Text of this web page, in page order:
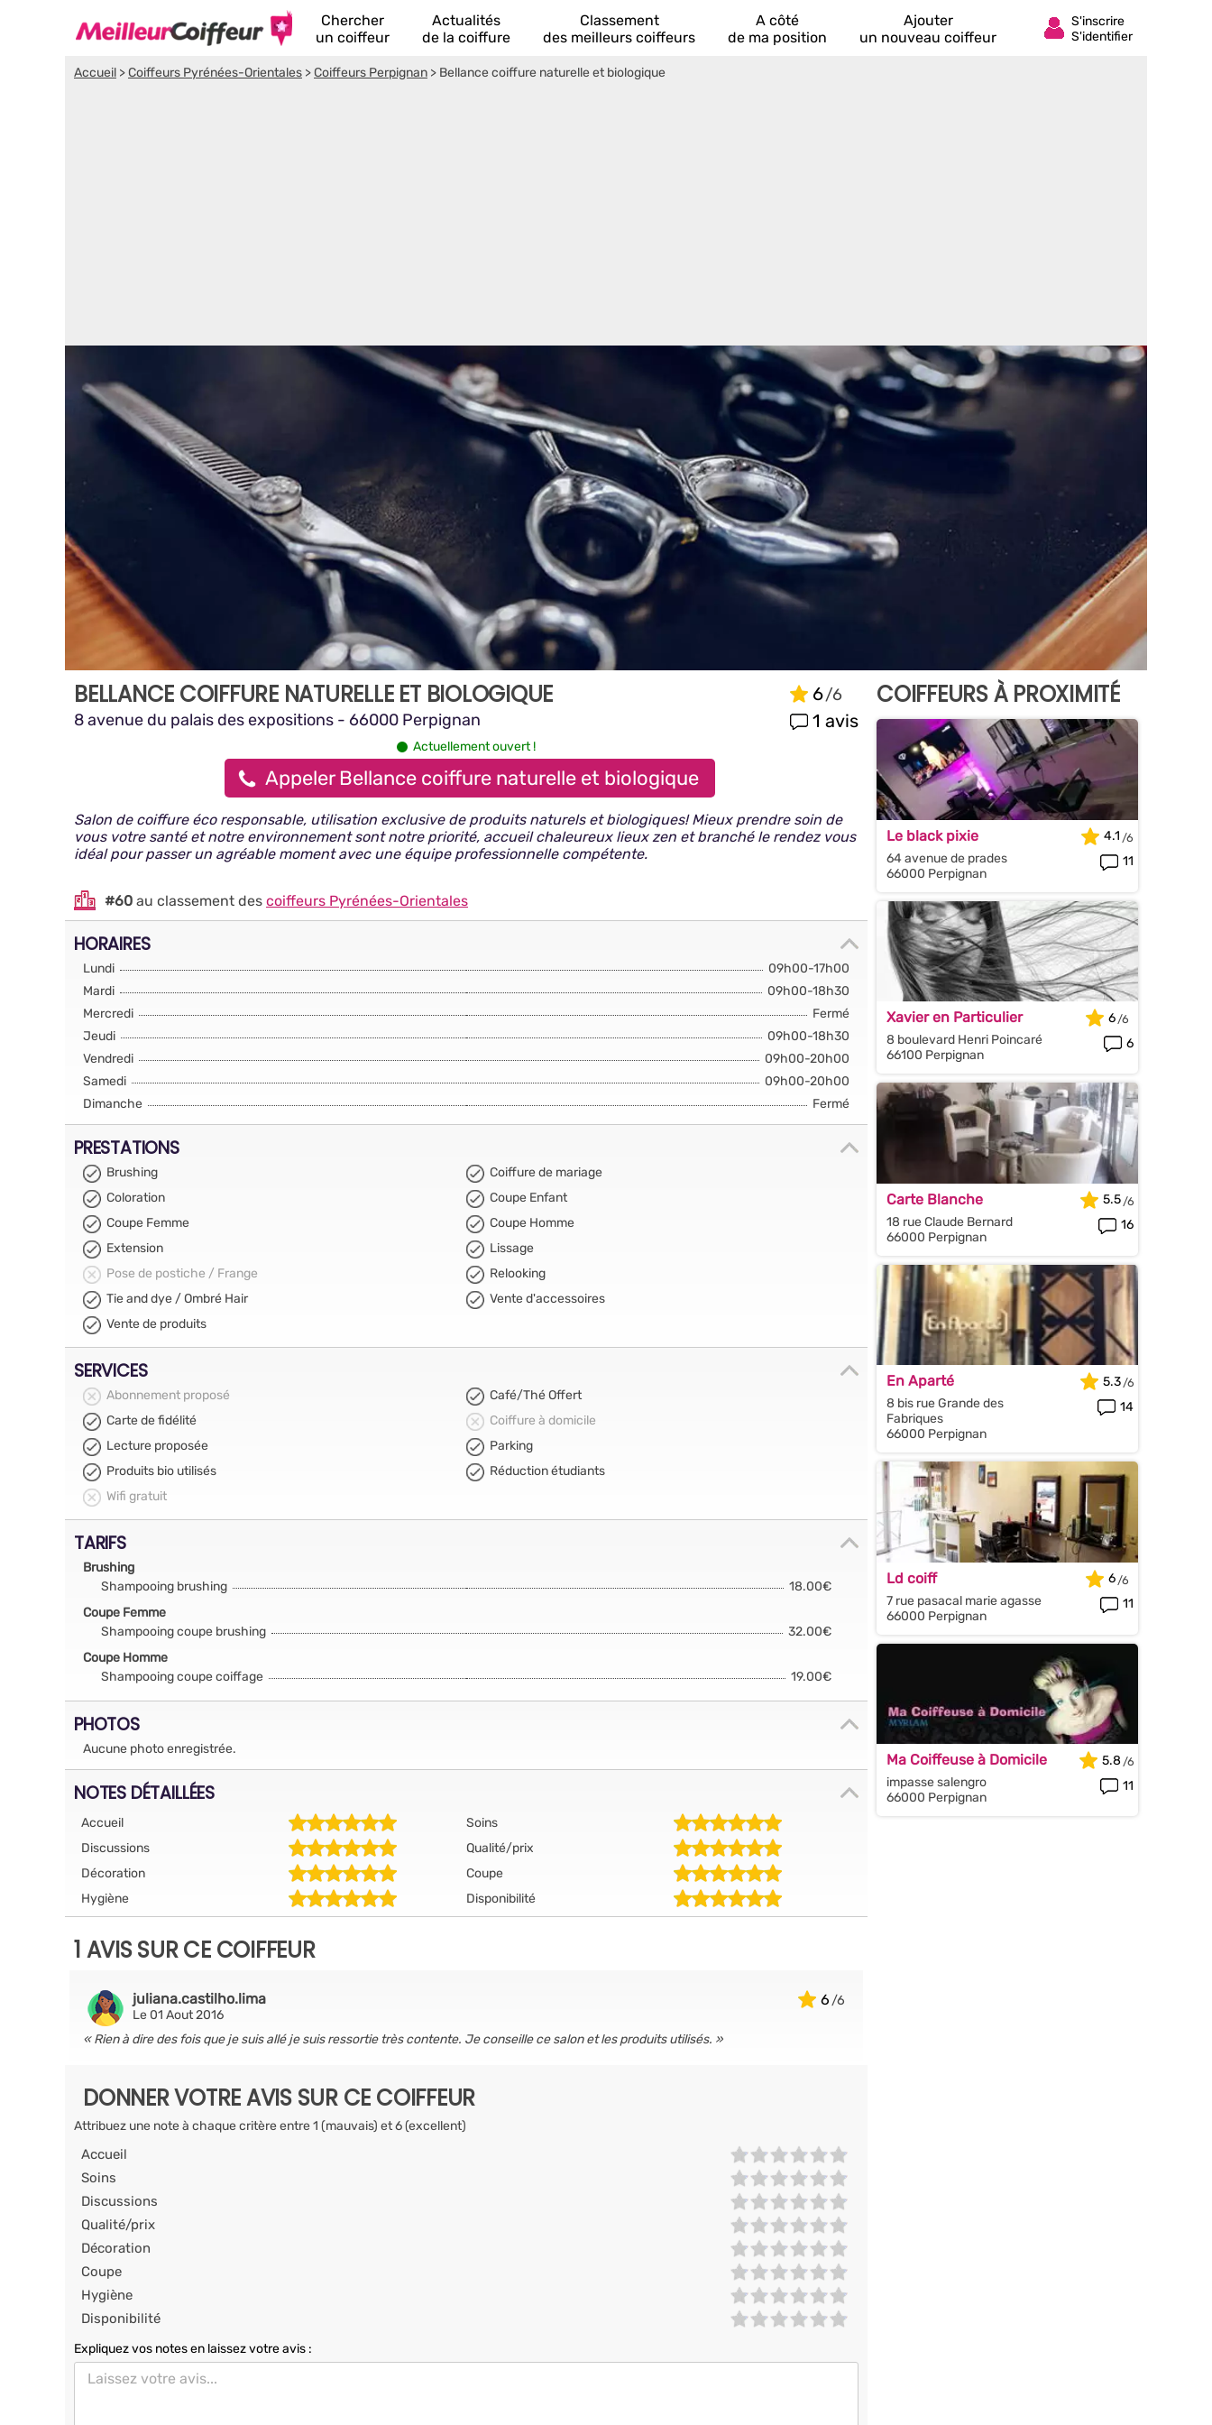
Chercher
un coiffeur
Actualités
de la coiffure
Classement
des meilleurs coiffeurs
A côté
de ma position
Ajouter
un nouveau coiffeur
Accueil >Coiffeurs Pyrénées-Orientales >Coiffeurs Perpignan > Bellance coiffure naturelle et biologique
BELLANCE COIFFURE NATURELLE ET BIOLOGIQUE
8 avenue du palais des expositions - 66000 Perpignan
6
1 avis
Actuellement ouvert !
Appeler Bellance coiffure naturelle et biologique
Salon de coiffure éco responsable, utilisation exclusive de produits naturels et biologiques! Mieux prendre soin de
vous votre santé et notre environnement sont notre priorité, accueil chaleureux lieux zen et branché le rendez vous
idéal pour passer un agréable moment avec une équipe professionnelle compétente.
#60 au classement des coiffeurs Pyrénées-Orientales
HORAIRES
Lundi
09h00-17h00
Mardi
09h00-18h30
Mercredi
Fermé
Jeudi
09h00-18h30
Vendredi
09h00-20h00
Samedi
09h00-20h00
Dimanche
Fermé
PRESTATIONS
Brushing
Coiffure de mariage
Coloration
Coupe Enfant
Coupe Femme
Coupe Homme
Extension
Lissage
Pose de postiche / Frange
Relooking
Tie and dye / Ombré Hair
Vente d'accessoires
Vente de produits
SERVICES
Abonnement proposé
Café/Thé Offert
Carte de fidélité
Coiffure à domicile
Lecture proposée
Parking
Produits bio utilisés
Réduction étudiants
Wifi gratuit
TARIFS
Brushing
Shampooing brushing
18.00€
Coupe Femme
Shampooing coupe brushing
32.00€
Coupe Homme
Shampooing coupe coiffage
19.00€
PHOTOS
Aucune photo enregistrée.
NOTES DÉTAILLÉES
Accueil
Soins
Discussions
Qualité/prix
Décoration
Coupe
Hygiène
Disponibilité
1 AVIS SUR CE COIFFEUR
6
juliana.castilho.lima
Le 01 Aout 2016
Rien à dire des fois que je suis allé je suis ressortie très contente. Je conseille ce salon et les produits utilisés.
DONNER VOTRE AVIS SUR CE COIFFEUR
Attribuez une note à chaque critère entre 1 (mauvais) et 6 (excellent)
Accueil
Soins
Discussions
Qualité/prix
Décoration
Coupe
Hygiène
Disponibilité
Expliquez vos notes en laissez votre avis :
COIFFEURS À PROXIMITÉ
Le black pixie
64 avenue de prades
66000 Perpignan
4.1
11
Xavier en Particulier
8 boulevard Henri Poincaré
66100 Perpignan
6
6
Carte Blanche
18 rue Claude Bernard
66000 Perpignan
5.5
16
En Aparté
8 bis rue Grande des
Fabriques
66000 Perpignan
5.3
14
Ld coiff
7 rue pasacal marie agasse
66000 Perpignan
6
11
Ma Coiffeuse à Domicile
impasse salengro
66000 Perpignan
5.8
11